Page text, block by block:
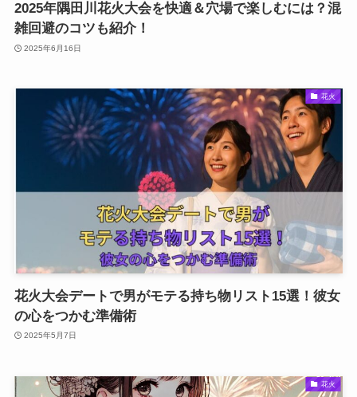
2025年隅田川花火大会を快適＆穴場で楽しむには？混
雑回避のコツも紹介！
2025年6月16日
花火
花火大会デートで男がモテる持ち物リスト15選！彼女
の心をつかむ準備術
2025年5月7日
花火